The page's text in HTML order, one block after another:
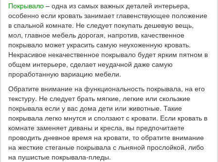
Покрывало – одна из самых важных деталей интерьера,
особенно если кровать занимает главенствующее положение
в спальной комнате. Не следует покупать дешевую вещь,
мол, главное мебель дорогая, напротив, качественное
покрывало может украсить самую неухоженную кровать.
Некрасивое некачественное покрывало будет ярким пятном в
общем интерьере, сделает неудачной даже самую
проработанную вариацию мебели.
Обратите внимание на функциональность покрывала, на его
текстуру. Не следует брать мягкие, легкие или скользкие
покрывала если у вас дома дети или животные. Такие
покрывала легко мнутся и сползают с кровати. Если кровать в
комнате заменяет диваны и кресла, вы предпочитаете
проводить дневное время на кровати, то обратите внимание
на жесткие стеганые покрывала с льняной прослойкой, либо
на пушистые покрывала-пледы.